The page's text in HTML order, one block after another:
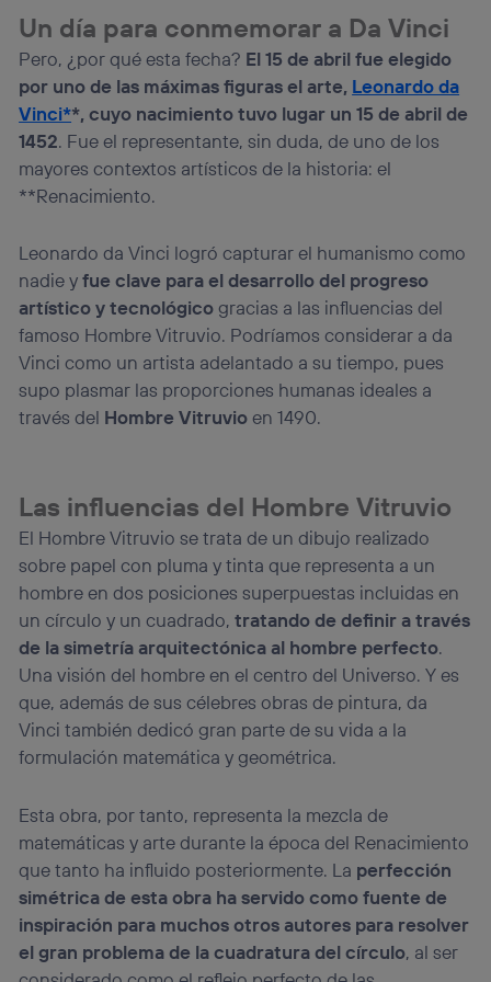
Un día para conmemorar a Da Vinci
Pero, ¿por qué esta fecha? El 15 de abril fue elegido
por uno de las máximas figuras el arte, Leonardo da
Vinci**, cuyo nacimiento tuvo lugar un15 de abril de
1452. Fue el representante, sin duda, de uno de los
mayores contextos artísticos de la historia: el
**Renacimiento.
Leonardo da Vinci logró capturar el humanismo como
nadie yfue clave para el desarrollo del progreso
artístico y tecnológico gracias a las influencias del
famoso Hombre Vitruvio. Podríamos considerar a da
Vinci como un artista adelantado a su tiempo, pues
supo plasmar las proporciones humanas ideales a
través del Hombre Vitruvioen 1490.
Las influencias del Hombre Vitruvio
El Hombre Vitruvio se trata de un dibujo realizado
sobre papel con pluma y tinta que representa a un
hombre en dos posiciones superpuestas incluidas en
un círculo y un cuadrado,tratando de definir a través
de la simetría arquitectónica al hombre perfecto.
Una visión del hombre en el centro del Universo. Y es
que, además de sus célebres obras de pintura, da
Vinci también dedicó gran parte de su vida a la
formulación matemática y geométrica.
Esta obra, por tanto, representa la mezcla de
matemáticas y arte durante la época del Renacimiento
que tanto ha influido posteriormente. La perfección
simétrica de esta obra ha servido como fuente de
inspiración para muchos otros autores para resolver
el gran problema de la cuadratura del círculo, al ser
actividades de navegación de los miembros del hogar
que hayan dado su consentimiento.
Si utilizas
datos móviles, el marketing será más
personalizado, ya que se basará únicamente en la
navegación del usuario del móvil.
Puedes gestionar los consentimientos Utiq seleccionando
“Administrar Utiq” en la parte inferior de esta página web o
visitando el portal de privacidad de Utiq
(“consenthub”)